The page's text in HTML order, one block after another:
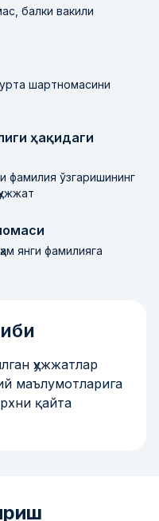
балки вакили
шартномасини
ҳақидаги
фамилия ўзгаришининг
янги фамилияга
ҳужжатлар
маълумотларига
қайта